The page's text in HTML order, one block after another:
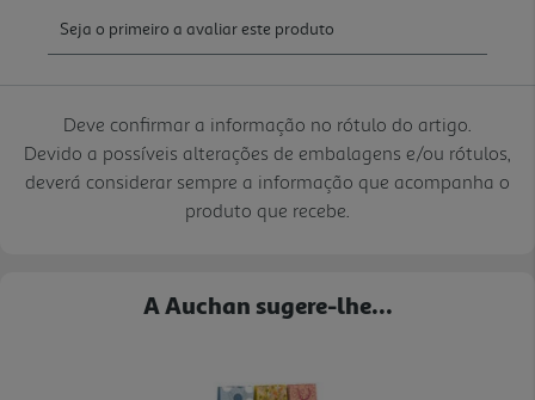
Deve confirmar a informação no rótulo do artigo.
Devido a possíveis alterações de embalagens e/ou rótulos,
deverá considerar sempre a informação que acompanha o
produto que recebe.
A Auchan sugere-lhe...